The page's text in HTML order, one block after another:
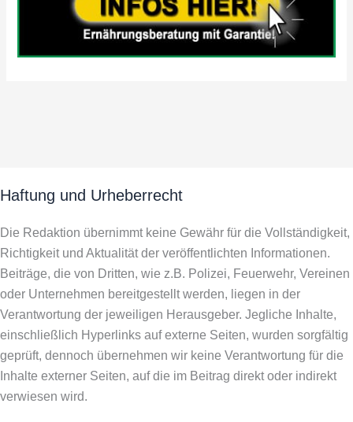
Haftung und Urheberrecht
Die Redaktion übernimmt keine Gewähr für die Vollständigkeit,
Richtigkeit und Aktualität der veröffentlichten Informationen.
Beiträge, die von Dritten, wie z.B. Polizei, Feuerwehr, Vereinen
oder Unternehmen bereitgestellt werden, liegen in der
Verantwortung der jeweiligen Herausgeber. Jegliche Inhalte,
einschließlich Hyperlinks auf externe Seiten, wurden sorgfältig
geprüft, dennoch übernehmen wir keine Verantwortung für die
Inhalte externer Seiten, auf die im Beitrag direkt oder indirekt
verwiesen wird.